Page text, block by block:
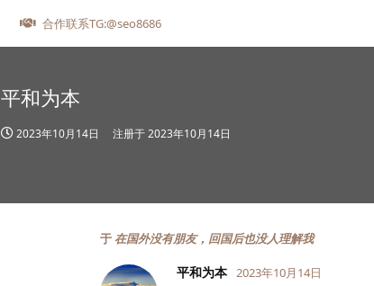
合作联系TG:@seo8686
平和为本
2023年10月14日 注册于2023年10月14日
于在国外没有朋友，回国后也没人理解我
平和为本 2023年10月14日